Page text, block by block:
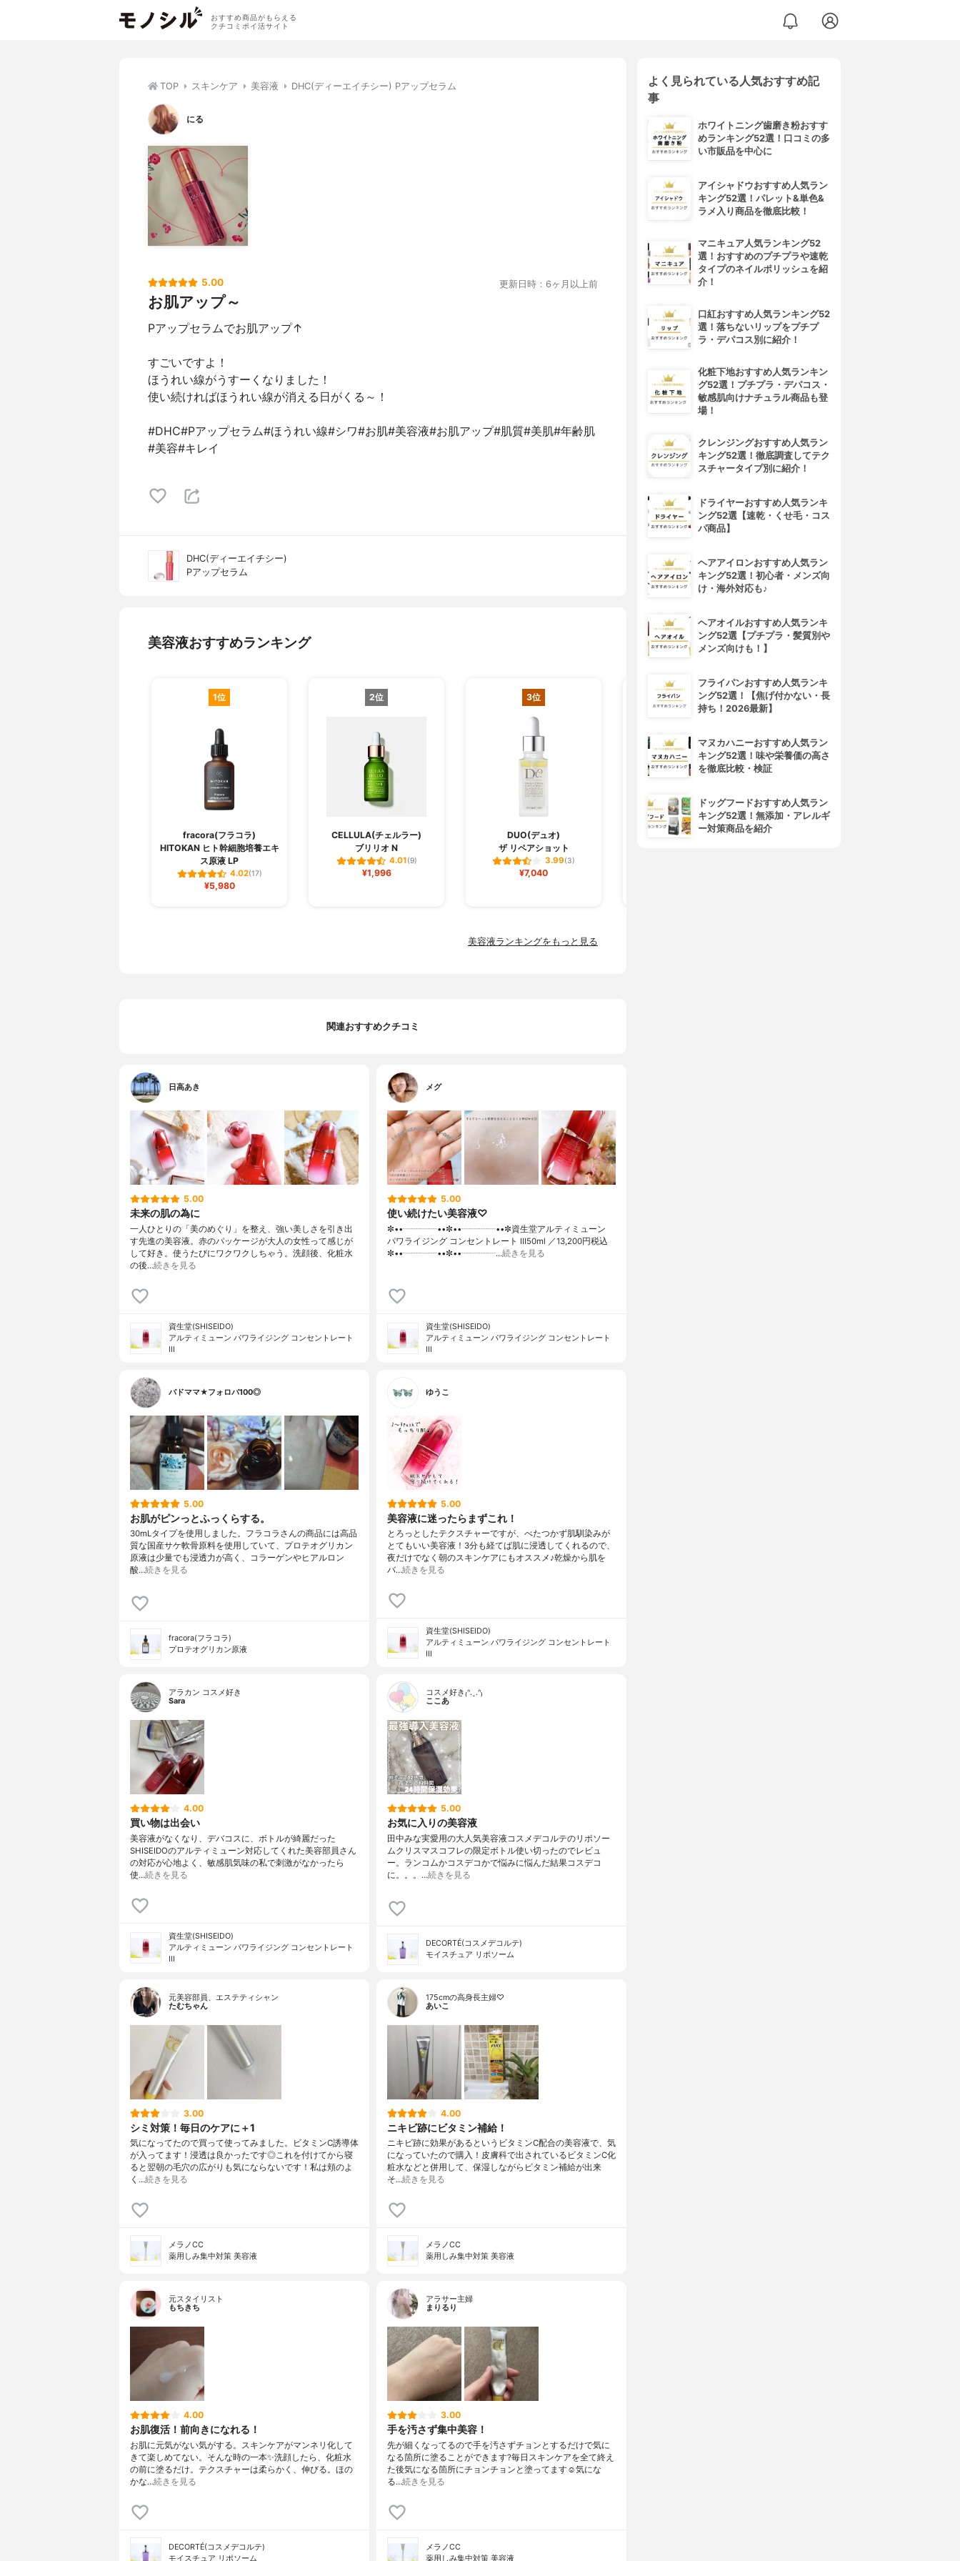
おすすめ商品がもらえる
クチコミポイ活サイト
TOP スキンケア 美容液 DHC(ディーエイチシー) Pアップセラム
にる
5.00 更新日時：6ヶ月以上前
お肌アップ～
Pアップセラムでお肌アップ↑
すごいですよ！
ほうれい線がうすーくなりました！
使い続ければほうれい線が消える日がくる～！
#DHC#Pアップセラム#ほうれい線#シワ#お肌#美容液#お肌アップ#肌質#美肌#年齢肌
#美容#キレイ
DHC(ディーエイチシー)
Pアップセラム
美容液おすすめランキング
1位
fracora(フラコラ)
HITOKAN ヒト幹細胞培養エキ
ス原液 LP
4.02(17)
¥5,980
2位
CELLULA(チェルラー)
ブリリオ N
4.01(9)
¥1,996
3位
DUO(デュオ)
ザ リペアショット
3.99(3)
¥7,040
フレイスラボ
美容液ランキングをもっと見る
関連おすすめクチコミ
日高あき
5.00
未来の肌の為に
一人ひとりの「美のめぐり」を整え、強い美しさを引き出
す先進の美容液。赤のパッケージが大人の女性って感じが
して好き。使うたびにワクワクしちゃう。洗顔後、化粧水
の後…続きを見る
資生堂(SHISEIDO)
アルティミューン パワライジング コンセントレート
III
メグ
5.00
使い続けたい美容液♡
✼••┈┈┈┈••✼••┈┈┈┈••✼資生堂アルティミューン
パワライジング コンセントレート Ⅲ50ml ／13,200円税込
✼••┈┈┈┈••✼••┈┈┈┈…続きを見る
資生堂(SHISEIDO)
アルティミューン パワライジング コンセントレート
III
バドママ★フォロバ100◎
5.00
お肌がピンっとふっくらする。
30mLタイプを使用しました。フラコラさんの商品には高品
質な国産サケ軟骨原料を使用していて、プロテオグリカン
原液は少量でも浸透力が高く、コラーゲンやヒアルロン
酸…続きを見る
fracora(フラコラ)
プロテオグリカン原液
ゆうこ
5.00
美容液に迷ったらまずこれ！
とろっとしたテクスチャーですが、べたつかず肌馴染みが
とてもいい美容液！3分も経てば肌に浸透してくれるので、
夜だけでなく朝のスキンケアにもオススメ♪乾燥から肌を
バ…続きを見る
資生堂(SHISEIDO)
アルティミューン パワライジング コンセントレート
III
アラカン コスメ好き
Sara
4.00
買い物は出会い
美容液がなくなり、デバコスに、ボトルが綺麗だった
SHISEIDOのアルティミューン対応してくれた美容部員さん
の対応が心地よく、敏感肌気味の私で刺激がなかったら
使…続きを見る
資生堂(SHISEIDO)
アルティミューン パワライジング コンセントレート
III
コスメ好き₍ᐢ.ˬ.ᐢ₎
ここあ
5.00
お気に入りの美容液
田中みな実愛用の大人気美容液コスメデコルテのリポソー
ムクリスマスコフレの限定ボトル使い切ったのでレビュ
ー。ランコムかコスデコかで悩みに悩んだ結果コスデコ
に。。。…続きを見る
DECORTÉ(コスメデコルテ)
モイスチュア リポソーム
元美容部員、エステティシャン
たむちゃん
3.00
シミ対策！毎日のケアに＋1
気になってたので買って使ってみました。ビタミンC誘導体
が入ってます！浸透は良かったです◎これを付けてから寝
ると翌朝の毛穴の広がりも気にならないです！私は頬のよ
く…続きを見る
メラノCC
薬用しみ集中対策 美容液
175cmの高身長主婦♡
あいこ
4.00
ニキビ跡にビタミン補給！
ニキビ跡に効果があるというビタミンC配合の美容液で、気
になっていたので購入！皮膚科で出されているビタミンC化
粧水などと併用して、保湿しながらビタミン補給が出来
そ…続きを見る
メラノCC
薬用しみ集中対策 美容液
元スタイリスト
もちきち
4.00
お肌復活！前向きになれる！
お肌に元気がない気がする。スキンケアがマンネリ化して
きて楽しめてない。そんな時の一本✨洗顔したら、化粧水
の前に塗るだけ。テクスチャーは柔らかく、伸びる。ほの
かな…続きを見る
DECORTÉ(コスメデコルテ)
モイスチュア リポソーム
アラサー主婦
まりるり
3.00
手を汚さず集中美容！
先が細くなってるので手を汚さずチョンとするだけで気に
なる箇所に塗ることができます?毎日スキンケアを全て終え
た後気になる箇所にチョンチョンと塗ってます☺️気にな
る…続きを見る
メラノCC
薬用しみ集中対策 美容液
よく見られている人気おすすめ記
事
ホワイトニング歯磨き粉おすす
めランキング52選！口コミの多
い市販品を中心に
アイシャドウおすすめ人気ラン
キング52選！パレット&単色&
ラメ入り商品を徹底比較！
マニキュア人気ランキング52
選！おすすめのプチプラや速乾
タイプのネイルポリッシュを紹
介！
口紅おすすめ人気ランキング52
選！落ちないリップをプチプ
ラ・デパコス別に紹介！
化粧下地おすすめ人気ランキン
グ52選！プチプラ・デパコス・
敏感肌向けナチュラル商品も登
場！
クレンジングおすすめ人気ラン
キング52選！徹底調査してテク
スチャータイプ別に紹介！
ドライヤーおすすめ人気ランキ
ング52選【速乾・くせ毛・コス
パ商品】
ヘアアイロンおすすめ人気ラン
キング52選！初心者・メンズ向
け・海外対応も♪
ヘアオイルおすすめ人気ランキ
ング52選【プチプラ・髪質別や
メンズ向けも！】
フライパンおすすめ人気ランキ
ング52選！【焦げ付かない・長
持ち！2026最新】
マヌカハニーおすすめ人気ラン
キング52選！味や栄養価の高さ
を徹底比較・検証
ドッグフードおすすめ人気ラン
キング52選！無添加・アレルギ
ー対策商品を紹介